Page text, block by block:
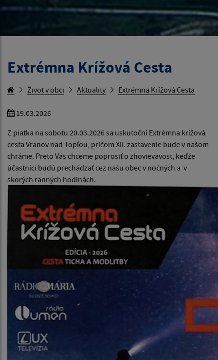
Extrémna Krížová Cesta
Život v obci Aktuality Extrémna Krížová Cesta
19.03.2026
Z piatka na sobotu 20.03.2026 sa uskutoční Extrémna krížová
cesta Vranov nad Topľou, pričom XII. zastavenie bude v našom
chráme. Preto Vás chceme poprosiť o zhovievavosť, keďže
účastníci budú prechádzať cez našu obec v nočných a v
skorých ranných hodinách.